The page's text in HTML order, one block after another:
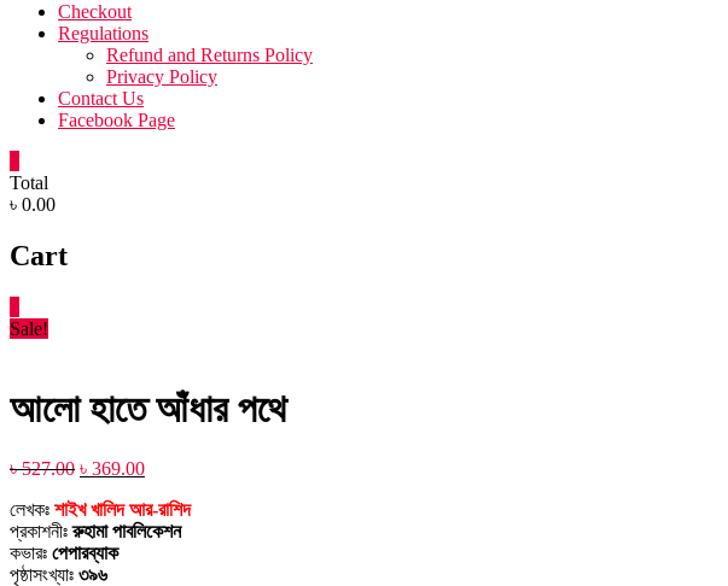
Checkout
Regulations
Refund and Returns Policy
Privacy Policy
Contact Us
Facebook Page
Total
৳ 0.00
Cart
Sale!
আলো হাতে আঁধার পথে
৳527.00 Original
was:
৳ 527.00.
৳ 369.00Current
is:
৳ 369.00.
লেখকঃ শাইখ খালিদ আর-রাশিদ
প্রকাশনীঃরুহামা পাবলিকেশন
কভারঃ পেপারব্যাক
পৃষ্ঠাসংখ্যাঃ ৩৯৬